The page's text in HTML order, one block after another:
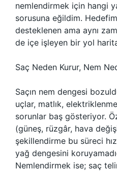
nemlendirmek için hangi
sorusuna eğildim.
desteklenen ama aynı
de içe işleyen bir yol
Saç Neden Kurur, Nem
Saçın nem dengesi
uçlar, matlık,
sorunlar baş gösteriyor.
(güneş, rüzgâr, hava
şekillendirme bu süreci
yağ dengesini
Nemlendirmek ise; saç